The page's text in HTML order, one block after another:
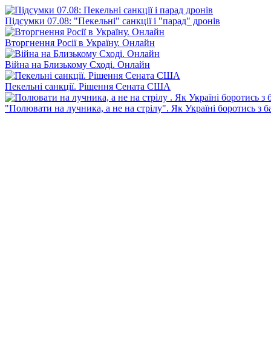
Підсумки 07.08: "Пекельні" санкції і "парад" дронів
Вторгнення Росії в Україну. Онлайн
Війна на Близькому Сході. Онлайн
Пекельні санкції. Рішення Сената США
"Полювати на лучника, а не на стрілу". Як Україні боротись з